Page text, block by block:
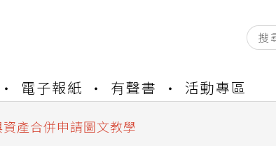
電子報紙 有聲書 活動專區
開通申請
產合併申請圖文教學